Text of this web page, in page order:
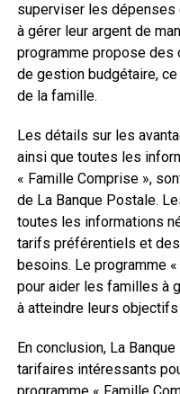
superviser les
à gérer leur argent de
programme propose
de gestion budgétaire,
de la famille.
Les détails sur les
ainsi que toutes les
« Famille Comprise »,
de La Banque Postale.
toutes les informations
tarifs préférentiels et
besoins. Le programme
pour aider les familles à
à atteindre leurs
En conclusion, La
tarifaires intéressants